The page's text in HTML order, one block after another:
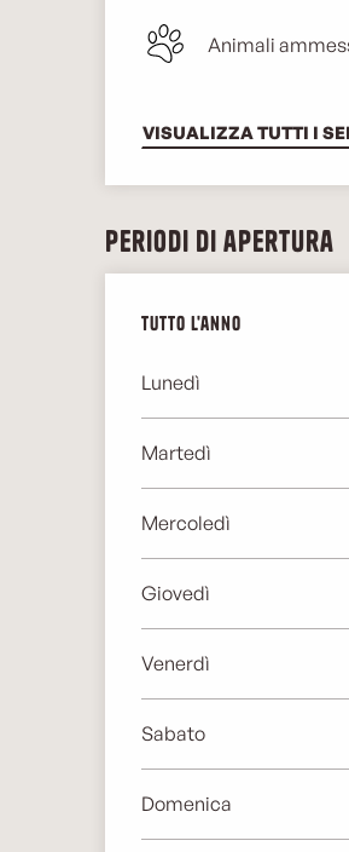
Animali
VISUALIZZA TUTTI I
Periodi di apertura
Tutto l'anno
Tutto l'anno
Lunedì
Martedì
Mercoledì
Giovedì
Venerdì
Sabato
Domenica